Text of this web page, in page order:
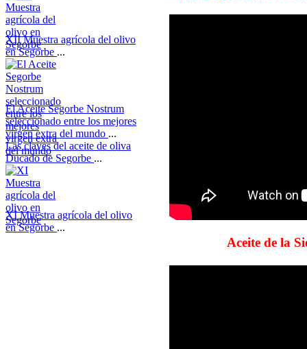
XII Muestra agrícola del olivo
en Segorbe ...
El Aceite Segorbe Nostrum
seleccionado entre los mejores
virgen extra del mundo ...
Las claves del aceite de oliva
Ducado de Segorbe ...
XI Muestra agrícola del olivo
en Segorbe ...
Aceite de la